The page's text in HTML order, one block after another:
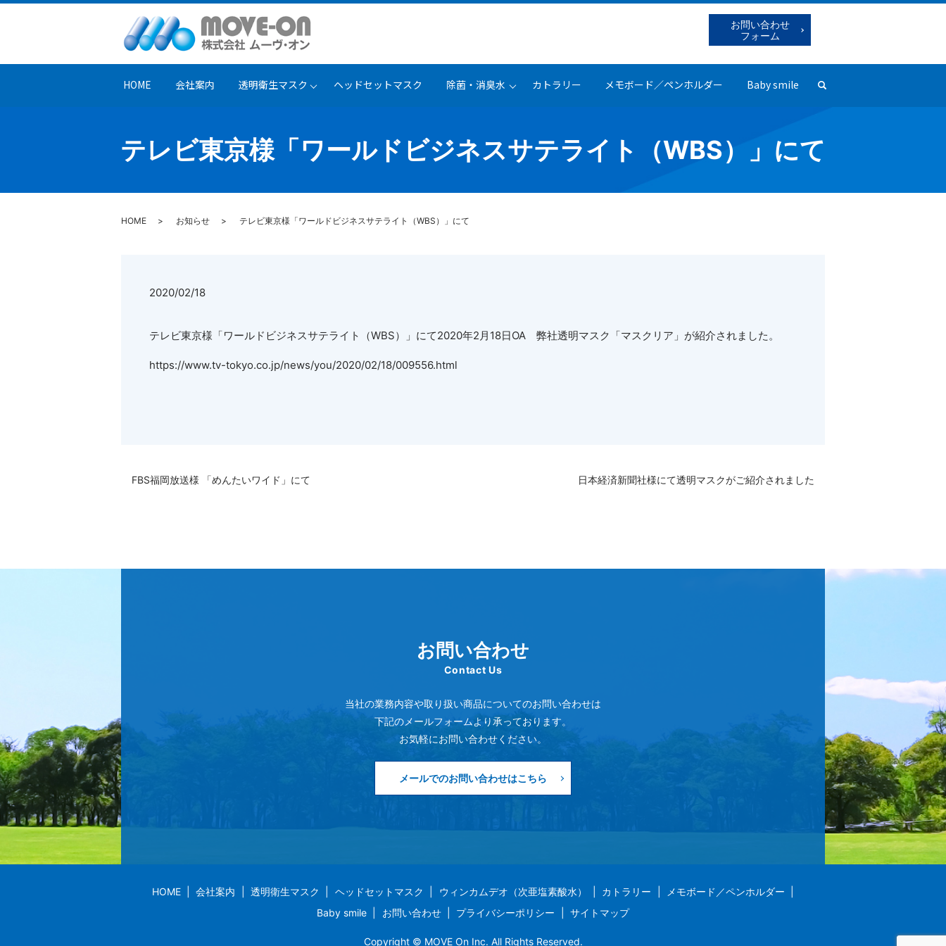
お問い合わせ
フォーム
HOME 会社案内 透明衛生マスク ヘッドセットマスク 除菌・消臭水 カトラリー メモボード／ペンホルダー Baby smile search
テレビ東京様「ワールドビジネスサテライト（WBS）」にて
HOME お知らせ テレビ東京様「ワールドビジネスサテライト（WBS）」にて
2020/02/18
テレビ東京様「ワールドビジネスサテライト（WBS）」にて2020年2月18日OA 弊社透明マスク「マスクリア」が紹介されました。
https://www.tv-tokyo.co.jp/news/you/2020/02/18/009556.html
FBS福岡放送様 「めんたいワイド」にて 日本経済新聞社様にて透明マスクがご紹介されました
お問い合わせ
Contact Us
当社の業務内容や取り扱い商品についてのお問い合わせは
下記のメールフォームより承っております。
お気軽にお問い合わせください。
メールでのお問い合わせはこちら
HOME 会社案内 透明衛生マスク ヘッドセットマスク ウィンカムデオ（次亜塩素酸水） カトラリー
メモボード／ペンホルダー
Baby smile
お問い合わせ プライバシーポリシー サイトマップ
Copyright © MOVE On Inc. All Rights Reserved.